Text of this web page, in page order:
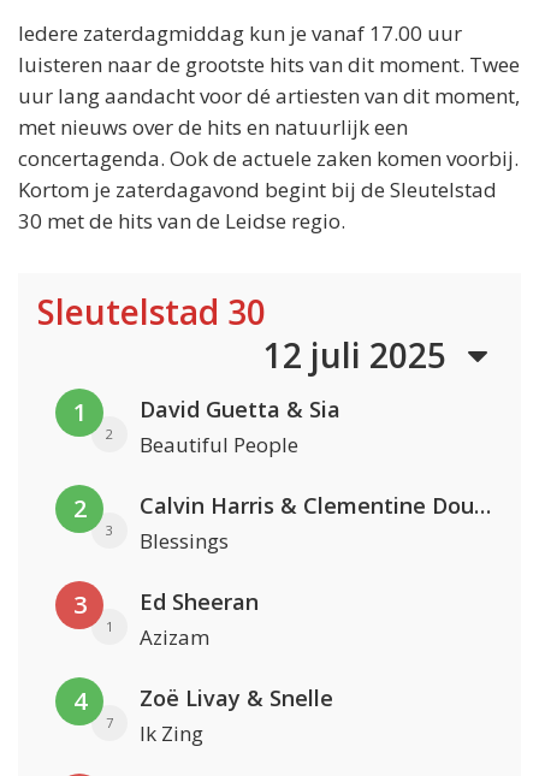
Iedere zaterdagmiddag kun je vanaf 17.00 uur
luisteren naar de grootste hits van dit moment. Twee
uur lang aandacht voor dé artiesten van dit moment,
met nieuws over de hits en natuurlijk een
concertagenda. Ook de actuele zaken komen voorbij.
Kortom je zaterdagavond begint bij de Sleutelstad
30 met de hits van de Leidse regio.
Sleutelstad 30
12 juli 2025
1
2
David Guetta & Sia
Beautiful People
2
3
Calvin Harris & Clementine Douglas
Blessings
3
1
Ed Sheeran
Azizam
4
7
Zoë Livay & Snelle
Ik Zing